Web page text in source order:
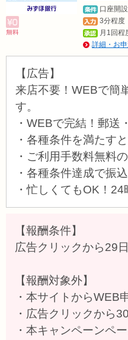
口座開
3分程度
月1回程
詳細・お
【広告】
来店不要！WEBで簡
す。
・WEBで完結！郵送
・各種条件を満たす
・ご利用手数料無料
・各種条件達成で振
・忙しくてもOK！24
【報酬条件】
広告クリックから29
【報酬対象外】
・本サイトからWEB
・広告クリックから
・本キャンペーンペ